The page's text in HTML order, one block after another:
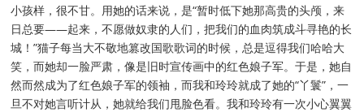
小孩样，很不甘。用她的话来说，是“暂时低下她那高贵的头颅，来
日总要——起来，不愿做奴隶的人们，把我们的血肉筑成斗寻艳的长
城！”猫子每当大不敬地篡改国歌歌词的时候，总是逗得我们哈哈大
笑，而她却一脸严肃，像是旧时宣传画中的红色娘子军。于是，她自
然而然成为了红色娘子军的领袖，而我和玲玲就成了她的“丫鬟”，一
旦不对她言听计从，她就给我们甩脸色看。我和玲玲有一次小心翼翼